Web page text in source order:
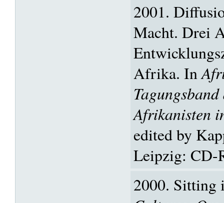
2001.
Macht. Drei
Afrika. In
Afrikanisten
edited by
Leipzig: CD-
2000. Sitting